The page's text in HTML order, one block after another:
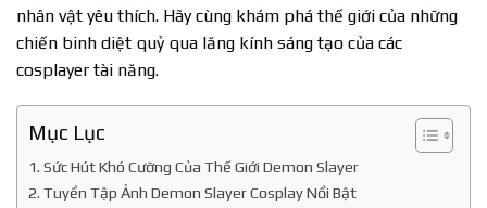
nhân vật yêu thích. Hãy cùng khám phá thế giới của những
chiến binh diệt quỷ qua lăng kính sáng tạo của các
cosplayer tài năng.
Mục Lục
Sức Hút Khó Cưỡng Của Thế Giới Demon Slayer
Tuyển Tập Ảnh Demon Slayer Cosplay Nổi Bật